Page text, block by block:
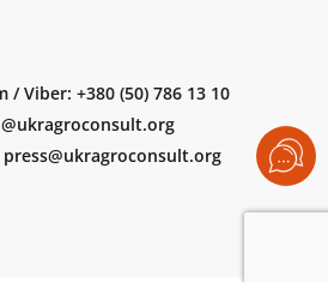
/ Viber: +380 (50) 786 13 10
press@ukragroconsult.org